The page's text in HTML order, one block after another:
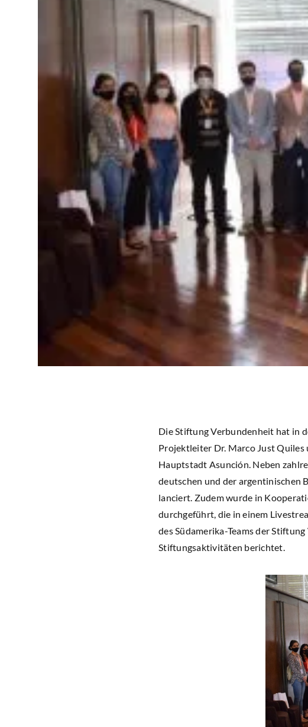
Die Stiftung Verbundenheit hat in
Projektleiter Dr. Marco Just Quiles
Hauptstadt Asunción. Neben
deutschen und der argentinischen
lanciert. Zudem wurde in
durchgeführt, die in einem
des Südamerika-Teams der
Stiftungsaktivitäten berichtet.